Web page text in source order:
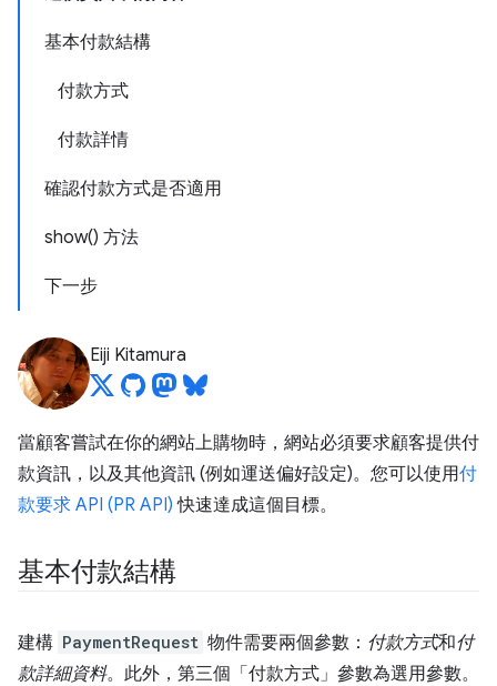
基本付款結構
付款方式
付款詳情
確認付款方式是否適用
show() 方法
下一步
Eiji Kitamura
當顧客嘗試在你的網站上購物時，網站必須要求顧客提供付
款資訊，以及其他資訊 (例如運送偏好設定)。您可以使用付
款要求 API (PR API) 快速達成這個目標。
基本付款結構
建構 PaymentRequest 物件需要兩個參數： 付款方式和付
款詳細資料。此外，第三個「付款方式」 參數為選用參數。